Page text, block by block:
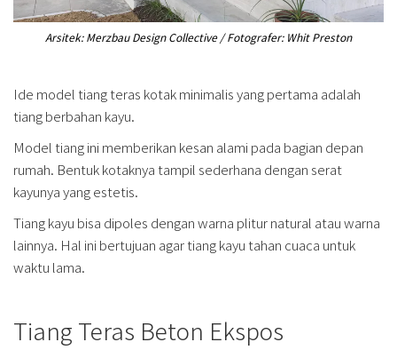
Arsitek: Merzbau Design Collective / Fotografer: Whit Preston
Ide model tiang teras kotak minimalis yang pertama adalah
tiang berbahan kayu.
Model tiang ini memberikan kesan alami pada bagian depan
rumah. Bentuk kotaknya tampil sederhana dengan serat
kayunya yang estetis.
Tiang kayu bisa dipoles dengan warna plitur natural atau warna
lainnya. Hal ini bertujuan agar tiang kayu tahan cuaca untuk
waktu lama.
Tiang Teras Beton Ekspos